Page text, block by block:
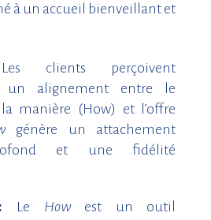
à un accueil bienveillant et
clients perçoivent
un alignement entre le
manière (How) et l’offre
génère un attachement
et une fidélité
Le Howest un outil